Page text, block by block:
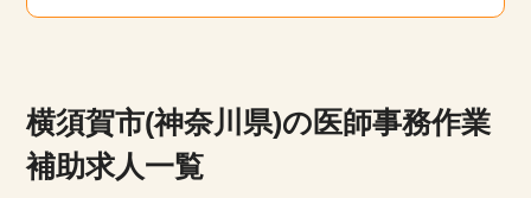
見学会・イベント情報
横須賀市(神奈川県)の医師事務作業
補助求人一覧
甲信越・北陸 中国・四国